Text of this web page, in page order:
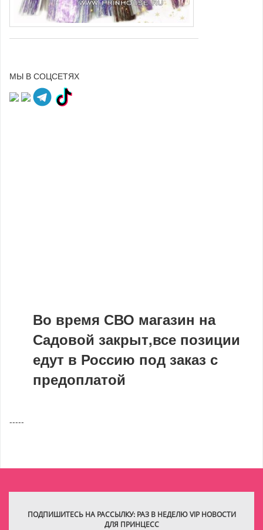
МЫ В СОЦСЕТЯХ
Во время СВО магазин на
Садовой закрыт,все позиции
едут в Россию под заказ с
предоплатой
-----
ПОДПИШИТЕСЬ НА РАССЫЛКУ: РАЗ В НЕДЕЛЮ VIP НОВОСТИ
ДЛЯ ПРИНЦЕСС